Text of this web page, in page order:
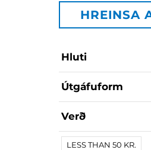
HREINSA
Hluti
Útgáfuform
Verð
LESS THAN 50 KR.